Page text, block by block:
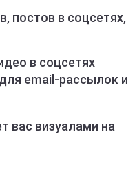
постов в соцсетях,
в соцсетях
email-рассылок и
вас визуалами на